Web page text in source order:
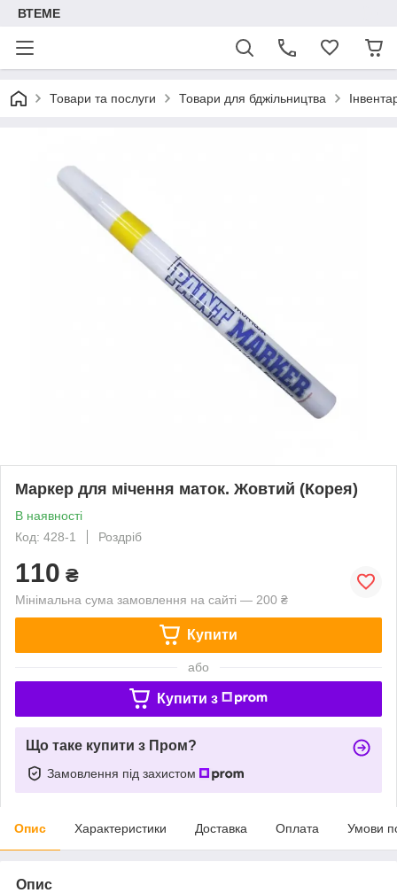
ВТЕМЕ
Товари та послуги Товари для бджільництва
Маркер для мічення маток. Жовтий (Корея)
В наявності
Код: 428-1
Роздріб
110 ₴
Мінімальна сума замовлення на сайті — 200 ₴
Купити
або
Купити з
Що таке купити з Пром?
Замовлення під захистом
Опис Характеристики Доставка Оплата Умови
Опис